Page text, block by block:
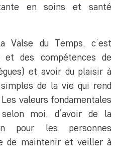
en soins et santé
Valse du Temps, c’est
et des compétences de
et avoir du plaisir à
de la vie qui rend
valeurs fondamentales
moi, d’avoir de la
pour les personnes
de maintenir et veiller à